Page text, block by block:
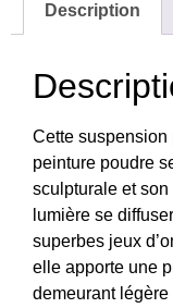
Description
Cette suspension
peinture poudre
sculpturale et
lumière se
superbes jeux
elle apporte une
demeurant